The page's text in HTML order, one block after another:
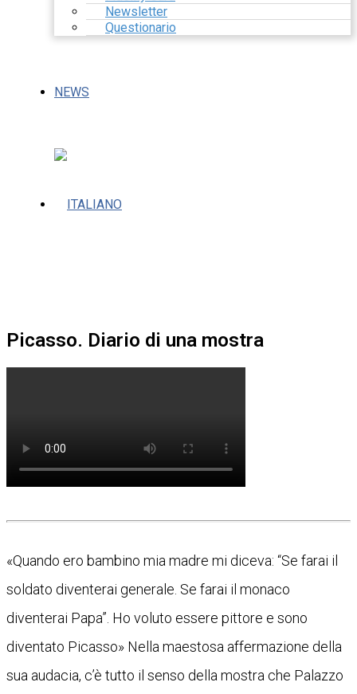
Newsletter
Questionario
NEWS
Picasso. Diario di una mostra
«Quando ero bambino mia madre mi diceva: “Se farai il
soldato diventerai generale. Se farai il monaco
diventerai Papa”. Ho voluto essere pittore e sono
diventato Picasso» Nella maestosa affermazione della
sua audacia, c’è tutto il senso della mostra che Palazzo